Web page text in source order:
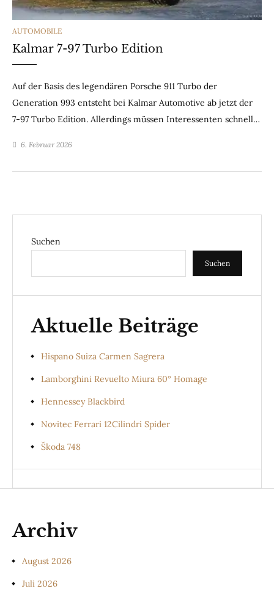
CATEGORIES
AUTOMOBILE
Kalmar 7-97 Turbo Edition
Auf der Basis des legendären Porsche 911 Turbo der
Generation 993 entsteht bei Kalmar Automotive ab jetzt der
7-97 Turbo Edition. Allerdings müssen Interessenten schnell…
6. Februar 2026
Suchen
Suchen
Aktuelle Beiträge
Hispano Suiza Carmen Sagrera
Lamborghini Revuelto Miura 60° Homage
Hennessey Blackbird
Novitec Ferrari 12Cilindri Spider
Škoda 748
Archiv
August 2026
Juli 2026